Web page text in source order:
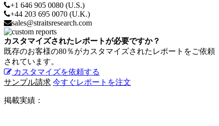
+1 646 905 0080 (U.S.)
+44 203 695 0070 (U.K.)
sales@straitsresearch.com
カスタマイズされたレポートが必要ですか？
既存のお客様の80％がカスタマイズされたレポートをご依頼
されています。
カスタマイズを依頼する
サンプル請求 今すぐレポートを注文
掲載実績：